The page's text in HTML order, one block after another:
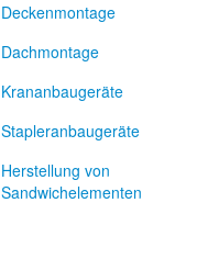
Deckenmontage
Dachmontage
Krananbaugeräte
Stapleranbaugeräte
Herstellung von
Sandwichelementen